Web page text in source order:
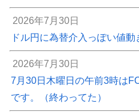
2026年7月30日
ドル円に為替介入っぽい値
2026年7月30日
7月30日木曜日の午前3時は
です。（終わってた）